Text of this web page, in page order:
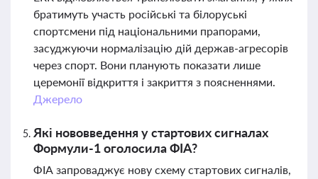
братимуть участь російські та білоруські
спортсмени під національними прапорами,
засуджуючи нормалізацію дій держав-агресорів
через спорт. Вони планують показати лише
церемонії відкриття і закриття з поясненнями.
Джерело
Які нововведення у стартових сигналах
Формули-1 оголосила ФІА?
ФІА запроваджує нову схему стартових сигналів,